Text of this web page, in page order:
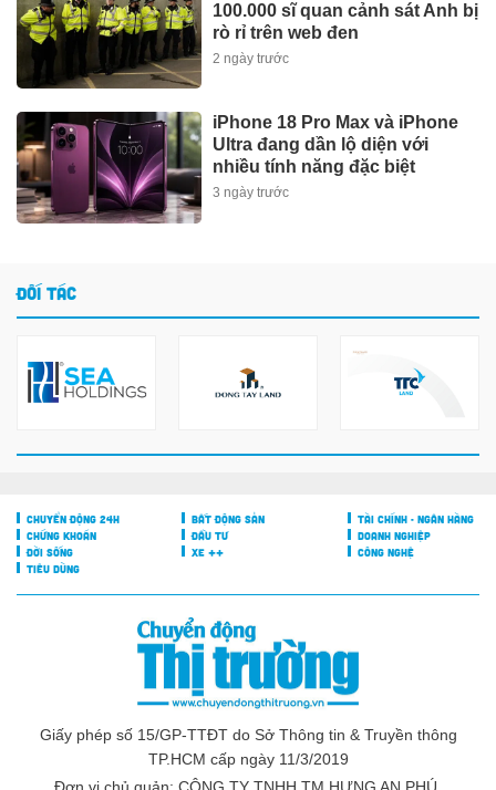
100.000 sĩ quan cảnh sát Anh bị
rò rỉ trên web đen
2 ngày trước
iPhone 18 Pro Max và iPhone
Ultra đang dần lộ diện với
nhiều tính năng đặc biệt
3 ngày trước
ĐỐI TÁC
CHUYỂN ĐỘNG 24H BẤT ĐỘNG SẢN
TÀI CHÍNH - NGÂN HÀNG
CHỨNG KHOÁN
ĐẦU TƯ
DOANH NGHIỆP
ĐỜI SỐNG
XE ++
CÔNG NGHỆ
TIÊU DÙNG
Giấy phép số 15/GP-TTĐT do Sở Thông tin & Truyền thông
TP.HCM cấp ngày 11/3/2019